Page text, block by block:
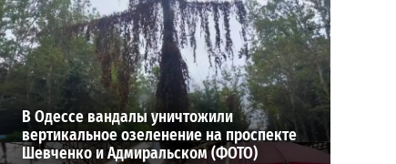
29-07-2026 в 19:28
ВИБОР РЕДАКЦИИ
В Одессе вандалы уничтожили
вертикальное озеленение на проспекте
Шевченко и Адмиральском (ФОТО)